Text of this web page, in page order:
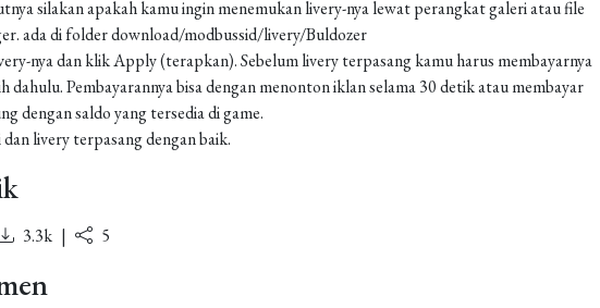
silakan apakah kamu ingin menemukan livery-nya lewat perangkat galeri atau file
ada di folder download/modbussid/livery/Buldozer
nya dan klik Apply (terapkan). Sebelum livery terpasang kamu harus membayarnya
dahulu. Pembayarannya bisa dengan menonton iklan selama 30 detik atau membayar
dengan saldo yang tersedia di game.
dan livery terpasang dengan baik.
3.3k | 5